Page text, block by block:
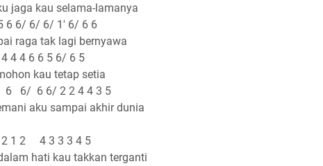
jaga kau selama-lamanya
6 6/ 6/ 6/ 1' 6/ 6 6
raga tak lagi bernyawa
4 4 6 6 5 6/ 6 5
kau tetap setia
6/ 6 6/ 2 2 4 4 3 5
aku sampai akhir dunia
2 1 2 4 3 3 3 4 5
hati kau takkan terganti